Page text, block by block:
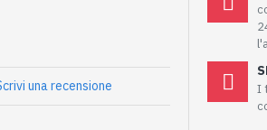
una recensione
I